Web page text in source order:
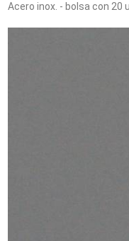
Acero inox. - bolsa con 20